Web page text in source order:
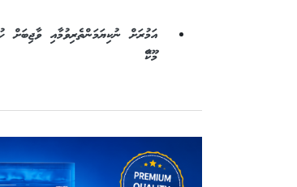
އަމުރަށް ނުކިޔަމަންތެރިވުމާއި
މޫކޭާ